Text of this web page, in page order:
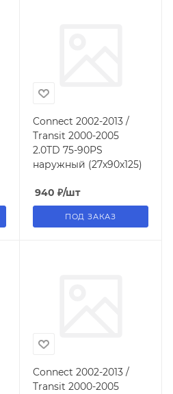
Connect 2002-2013 /
Transit 2000-2005
2.0TD 75-90PS
наружный (27x90x125)
940 ₽/шт
ПОД ЗАКАЗ
Connect 2002-2013 /
Transit 2000-2005